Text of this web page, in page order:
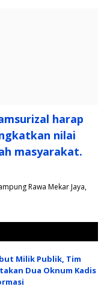
harap
nilai
masyarakat.
Rawa Mekar Jaya,
Milik Publik, Tim
Dua Oknum Kadis